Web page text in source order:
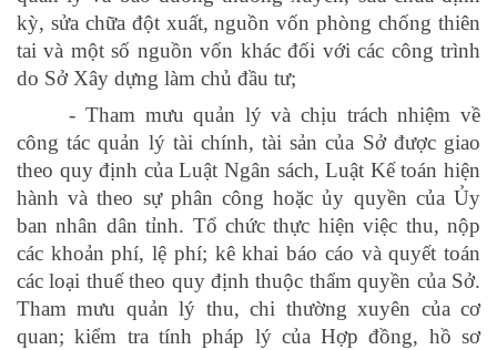
kỳ, sửa chữa đột xuất, nguồn vốn phòng chống thiên
tai và một số nguồn vốn khác đối với các công trình
do Sở Xây dựng làm chủ đầu tư;
- Tham mưu quản lý và chịu trách nhiệm về
công tác quản lý tài chính, tài sản của Sở được giao
theo quy định của Luật Ngân sách, Luật Kế toán hiện
hành và theo sự phân công hoặc ủy quyền của Ủy
ban nhân dân tỉnh. Tổ chức thực hiện việc thu, nộp
các khoản phí, lệ phí; kê khai báo cáo và quyết toán
các loại thuế theo quy định thuộc thẩm quyền của Sở.
Tham mưu quản lý thu, chi thường xuyên của cơ
quan; kiểm tra tính pháp lý của Hợp đồng, hồ sơ